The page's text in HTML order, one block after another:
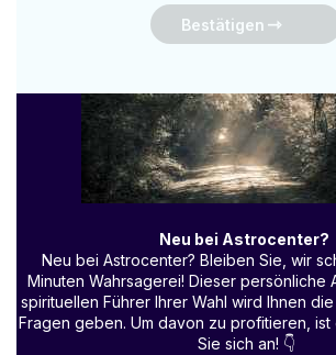
Bestätigen
Neu bei Astrocenter?
Neu bei Astrocenter? Bleiben Sie, wir
Minuten Wahrsagerei! Dieser persönliche
spirituellen Führer Ihrer Wahl wird Ihnen
Fragen geben. Um davon zu profitieren,
Sie sich an! 👇